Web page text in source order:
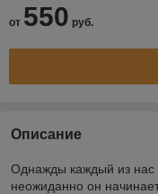
от 550 руб.
Описание
Однажды каждый из нас
неожиданно он